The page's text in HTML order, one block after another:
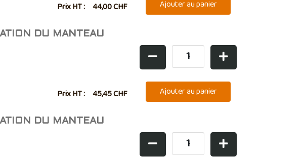
Prix HT : 44,00 CHF
DU MANTEAU
Prix HT : 45,45 CHF
DU MANTEAU